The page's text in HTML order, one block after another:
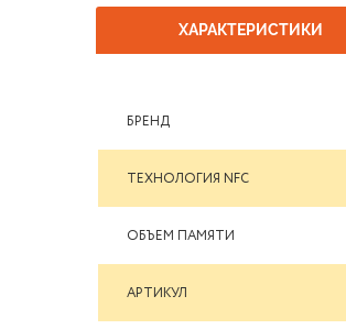
ХАРАКТЕРИСТИКИ
БРЕНД
ТЕХНОЛОГИЯ NFС
ОБЪЕМ ПАМЯТИ
АРТИКУЛ